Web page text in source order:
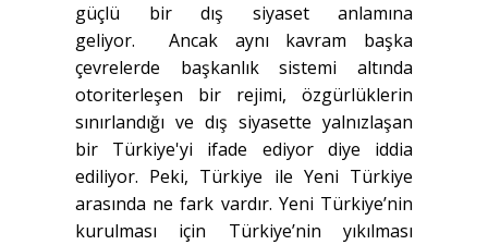
güçlü bir dış siyaset anlamına
geliyor. Ancak aynı kavram başka
çevrelerde başkanlık sistemi altında
otoriterleşen bir rejimi, özgürlüklerin
sınırlandığı ve dış siyasette yalnızlaşan
bir Türkiye'yi ifade ediyor diye iddia
ediliyor. Peki, Türkiye ile Yeni Türkiye
arasında ne fark vardır. Yeni Türkiye’nin
kurulması için Türkiye’nin yıkılması